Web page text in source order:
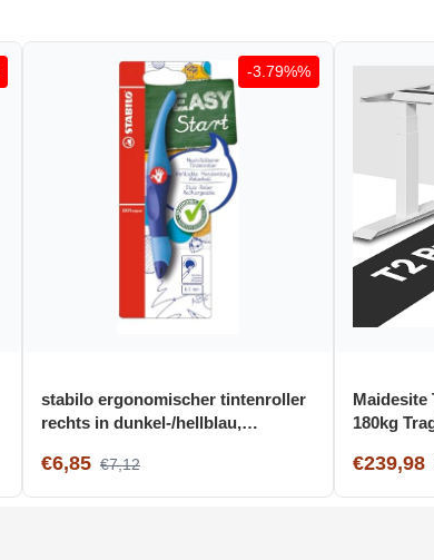
-3.79%%
stabilo ergonomischer tintenroller
rechts in dunkel-/hellblau,
€6,85 €7,12
Maidesite
180kg
€239,98